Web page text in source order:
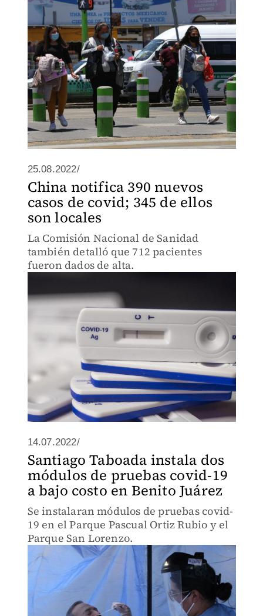
25.08.2022/
China notifica 390 nuevos
casos de covid; 345 de ellos
son locales
La Comisión Nacional de Sanidad
también detalló que 712 pacientes
fueron dados de alta.
14.07.2022/
Santiago Taboada instala dos
módulos de pruebas covid-19
a bajo costo en Benito Juárez
Se instalaran módulos de pruebas covid-
19 en el Parque Pascual Ortiz Rubio y el
Parque San Lorenzo.